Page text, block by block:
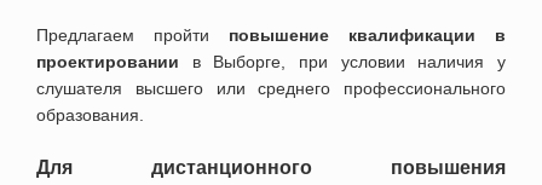
Предлагаем пройти
повышение квалификации в
проектировании в Выборге , при условии наличия у
слушателя высшего или среднего профессионального
образования.
Для дистанционного повышения